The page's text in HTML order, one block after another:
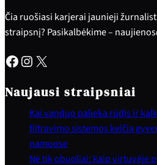
Čia ruošiasi karjerai jaunieji
straipsnį? Pasikalbėkime –
Facebook Instagram X
Naujausi straipsniai
Kai vanduo palieka rūdis ir
filtravimo sistemos keičia
namuose
Ne tik obuoliai: kaip virtuvėje